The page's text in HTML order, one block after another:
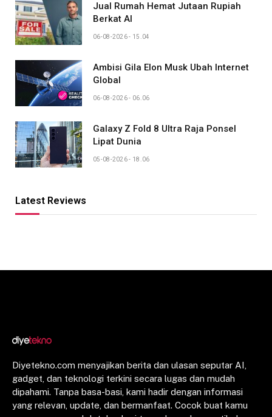
Jual Rumah Hemat Jutaan Rupiah
Berkat AI
06-08-2026 - 15.04
Ambisi Gila Elon Musk Ubah Internet
Global
06-08-2026 - 06.06
Galaxy Z Fold 8 Ultra Raja Ponsel
Lipat Dunia
05-08-2026 - 18.06
Latest Reviews
Diyetekno.com menyajikan berita dan ulasan seputar AI,
gadget, dan teknologi terkini secara lugas dan mudah
dipahami. Tanpa basa-basi, kami hadir dengan informasi
yang relevan, update, dan bermanfaat. Cocok buat kamu